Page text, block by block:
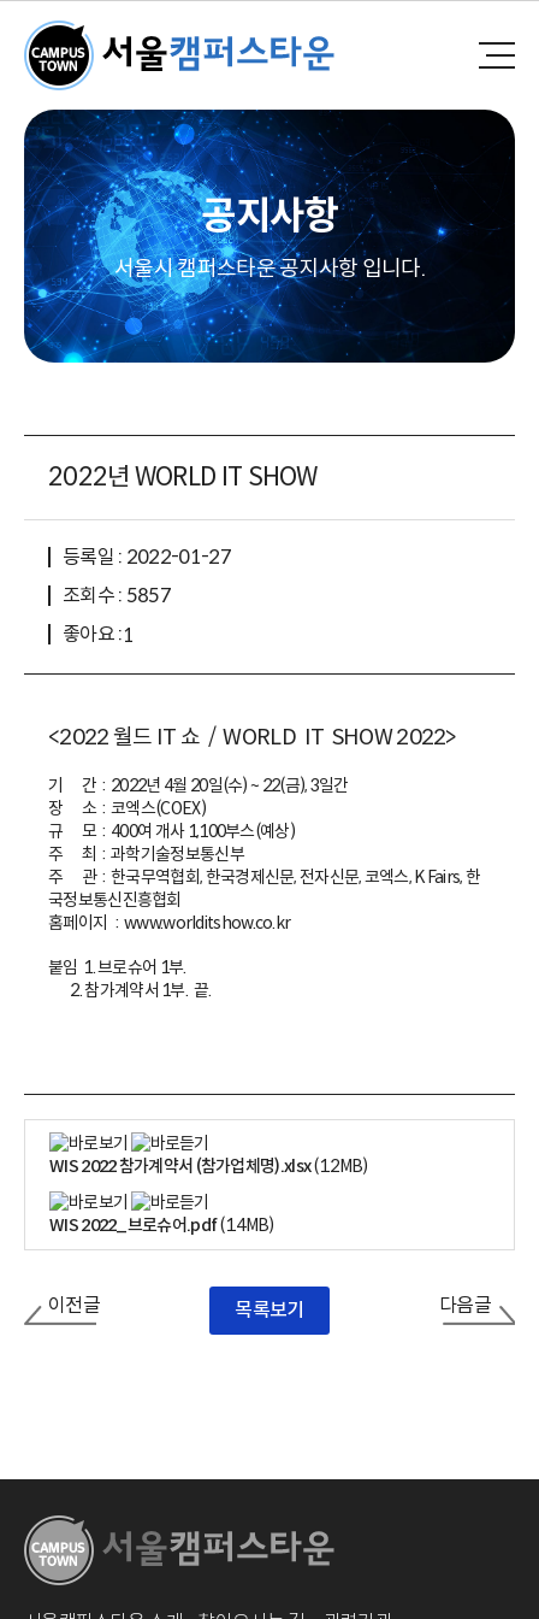
공지사항
서울시 캠퍼스타운 공지사항 입니다.
2022년 WORLD IT SHOW
등록일 : 2022-01-27
조회수 : 5857
좋아요 :1
<2022 월드 IT 쇼 / WORLD IT SHOW 2022>
기 간 : 2022년 4월 20일(수) ~ 22(금), 3일간
장 소 : 코엑스(COEX)
규 모 : 400여 개사 1,100부스(예상)
주 최 : 과학기술정보통신부
주 관 : 한국무역협회, 한국경제신문, 전자신문, 코엑스, K Fairs, 한
국정보통신진흥협회
홈페이지 : www.worlditshow.co.kr
붙임 1. 브로슈어 1부.
2. 참가계약서 1부. 끝.
WIS 2022 참가계약서 (참가업체명).xlsx(1.2MB)
WIS 2022_브로슈어.pdf(1.4MB)
이전글 목록보기 다음글